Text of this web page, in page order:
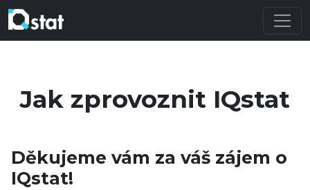
Jak zprovoznit IQstat
Děkujeme vám za váš zájem o
IQstat!